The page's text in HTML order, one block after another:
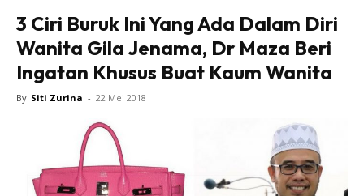
3 Ciri Buruk Ini Yang Ada Dalam Diri
Wanita Gila Jenama, Dr Maza Beri
Ingatan Khusus Buat Kaum Wanita
By Siti Zurina - 22 Mei 2018